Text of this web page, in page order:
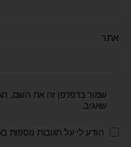
אתר
שמור בדפדפן זה את השם,
שאגיב.
הודע לי על תגובות נוספות